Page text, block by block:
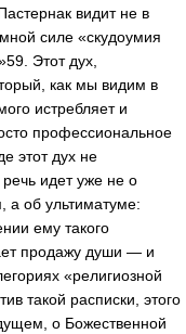
видит не в
силе «скудоумия
Этот дух,
как мы видим в
истребляет и
профессиональное
этот дух не
идет уже не о
а об ультиматуме:
ему такого
продажу души — и
«религиозной
такой расписки, этого
о Божественной